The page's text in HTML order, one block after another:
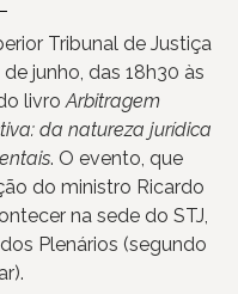
Tribunal de Justiça
junho, das 18h30 às
livroArbitragem
da natureza jurídica
. O evento, que
do ministro Ricardo
na sede do STJ,
Plenários (segundo